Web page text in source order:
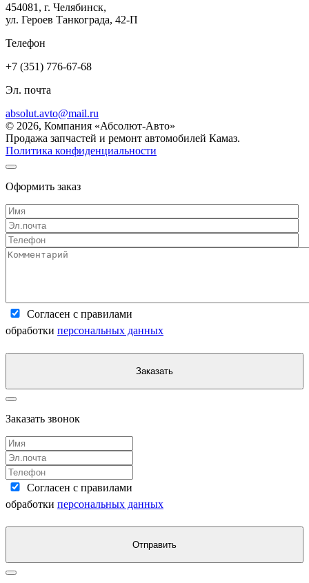
454081, г. Челябинск,
ул. Героев Танкограда, 42-П
Телефон
+7 (351) 776-67-68
Эл. почта
absolut.avto@mail.ru
© 2026, Компания «Абсолют-Авто»
Продажа запчастей и ремонт автомобилей Камаз.
Политика конфиденциальности
Оформить заказ
Согласен с правилами
обработки персональных данных
Заказать
Заказать звонок
Согласен с правилами
обработки персональных данных
Отправить